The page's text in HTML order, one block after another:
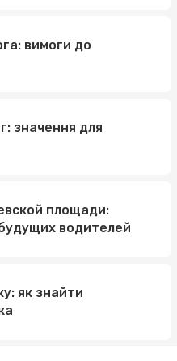
вимоги до
значення для
площади:
водителей
як знайти